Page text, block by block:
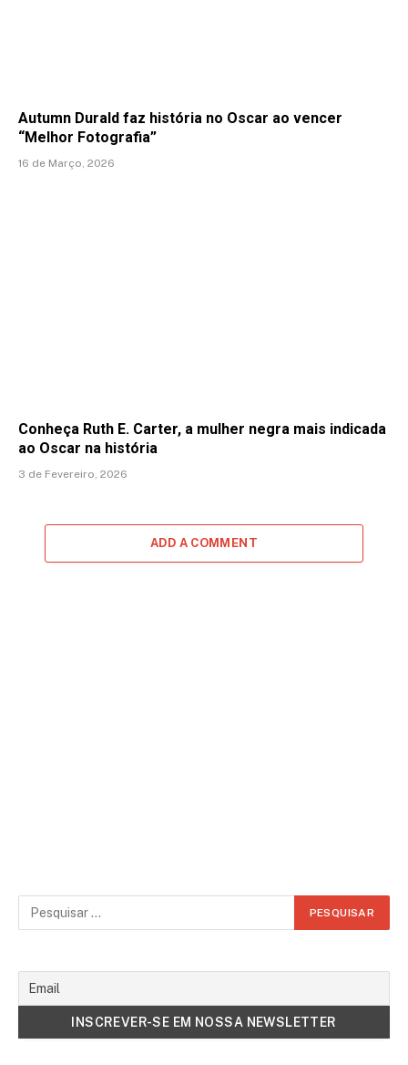
Autumn Durald faz história no Oscar ao vencer
“Melhor Fotografia”
16 de Março, 2026
Conheça Ruth E. Carter, a mulher negra mais indicada
ao Oscar na história
3 de Fevereiro, 2026
ADD A COMMENT